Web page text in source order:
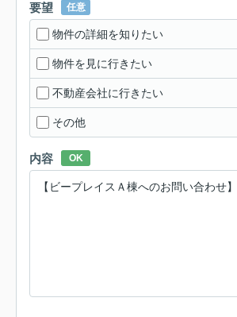
要望 任意
物件の詳細を知りたい
物件を見に行きたい
不動産会社に行きたい
その他
内容 OK